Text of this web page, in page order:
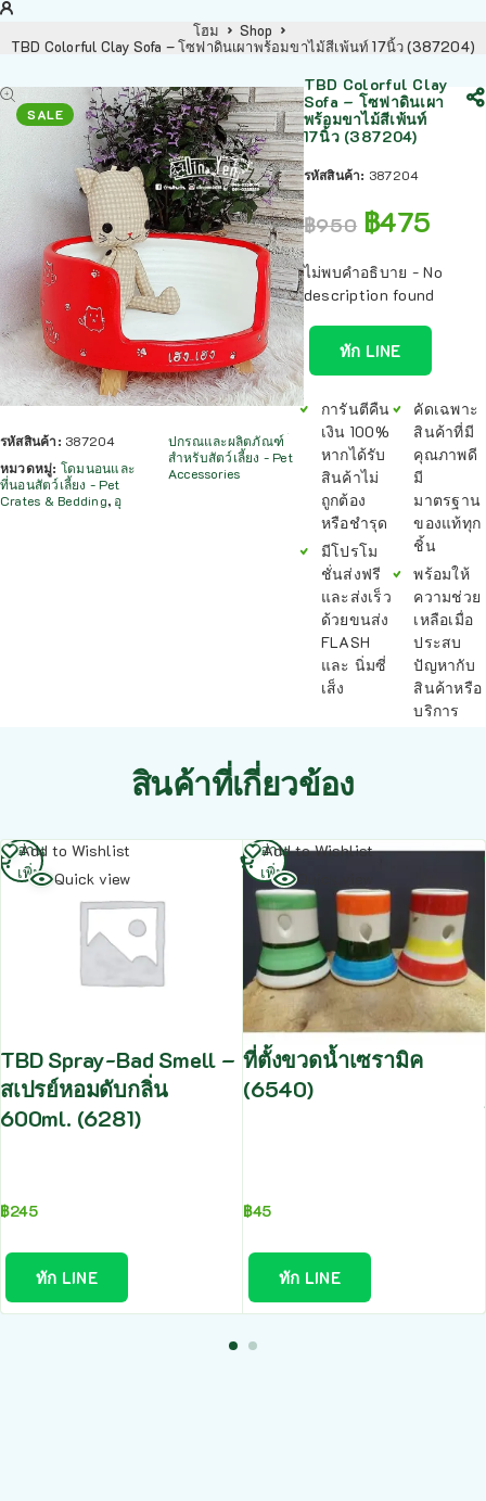
โฮม
Shop
TBD Colorful Clay Sofa – โซฟาดินเผาพร้อมขาไม้สีเพ้นท์ 17นิ้ว (387204)
SALE
รหัสสินค้า: 387204
หมวดหมู่: โดมนอนและ
ที่นอนสัตว์เลี้ยง - Pet
Crates & Bedding, อุ
ปกรณและผลิตภัณฑ์
สำหรับสัตว์เลี้ยง - Pet
Accessories
TBD Colorful Clay
Sofa – โซฟาดินเผา
พร้อมขาไม้สีเพ้นท์
17นิ้ว (387204)
รหัสสินค้า: 387204
฿950 ฿475
ไม่พบคำอธิบาย - No
description found
ทัก LINE
การันตีคืน
เงิน 100%
หากได้รับ
สินค้าไม่
ถูกต้อง
หรือชำรุด
มีโปรโม
ชั่นส่งฟรี
และส่งเร็ว
ด้วยขนส่ง
FLASH
และ นิ่มซี่
เส็ง
คัดเฉพาะ
สินค้าที่มี
คุณภาพดี
มี
มาตรฐาน
ของแท้ทุก
ชิ้น
พร้อมให้
ความช่วย
เหลือเมื่อ
ประสบ
ปัญหากับ
สินค้าหรือ
บริการ
สินค้าที่เกี่ยวข้อง
Add to Wishlist
Quick view
TBD Spray-Bad Smell –
สเปรย์หอมดับกลิ่น
600ml. (6281)
฿245
ทัก LINE
อ่าน
เพิ่ม
Add to Wishlist
ที่ตั้งขวดน้ำเซรามิค
(6540)
฿45
ทัก LINE
อ่าน
เพิ่ม